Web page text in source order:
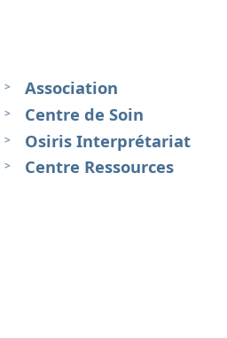
Association
Centre de Soin
Osiris Interprétariat
Centre Ressources